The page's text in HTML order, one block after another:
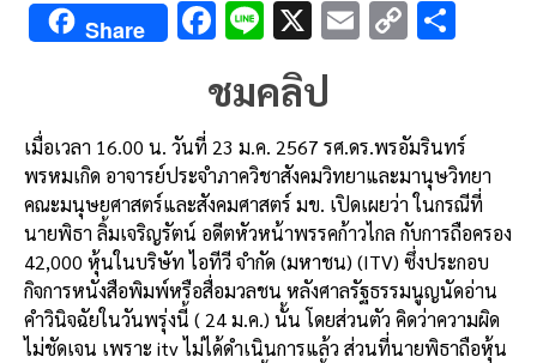
Share F
e
b
o
o
k
Li
e
X E
l
C
Li
n
k
e
ชมคลิป
เมื่อเวลา 16.00 น. วันที่ 23 ม.ค. 2567 รศ.ดร.พรอัมรินทร์
พรหมเกิด อาจารย์ประจำภาควิชาสังคมวิทยาและมานุษวิทยา
คณะมนุษยศาสตร์และสังคมศาสตร์ มข. เปิดเผยว่า ในกรณีที่
นายพิธา ลิ้มเจริญรัตน์ อดีตหัวหน้าพรรคก้าวไกล กับการถือครอง
42,000 หุ้นในบริษัท ไอทีวี จำกัด (มหาชน) (ITV) ซึ่งประกอบ
กิจการหนังสือพิมพ์หรือสื่อมวลชน หลังศาลรัฐธรรมนูญนัดอ่าน
คำวินิจฉัยในวันพรุ่งนี้ ( 24 ม.ค.) นั้น โดยส่วนตัว คิดว่าความผิด
ไม่ชัดเจน เพราะ itv ไม่ได้ดำเนินการแล้ว ส่วนที่นายพิธาถือหุ้น